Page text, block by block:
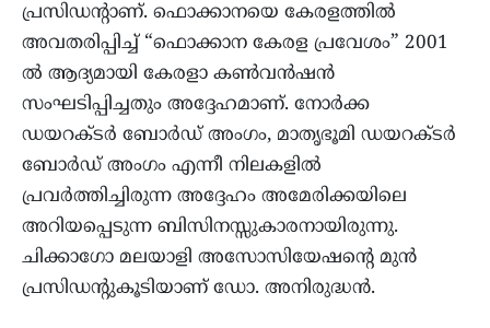
പ്രസിഡന്റാണ്. ഫൊക്കാനയെ കേരളത്തിൽ
അവതരിപ്പിച്ച് “ഫൊക്കാന കേരള പ്രവേശം” 2001
ൽ ആദ്യമായി കേരളാ കൺവൻഷൻ
സംഘടിപ്പിച്ചതും അദ്ദേഹമാണ്. നോർക്ക
ഡയറക്ടർ ബോർഡ് അംഗം, മാതൃഭൂമി ഡയറക്ട‌ർ
ബോർഡ് അംഗം എന്നീ നിലകളിൽ
പ്രവർത്തിച്ചിരുന്ന അദ്ദേഹം അമേരിക്കയിലെ
അറിയപ്പെടുന്ന ബിസിനസ്സുകാരനായിരുന്നു.
ചിക്കാഗോ മലയാളി അസോസിയേഷൻ്റെ മുൻ
പ്രസിഡന്റുകൂടിയാണ് ഡോ. അനിരുദ്ധൻ.